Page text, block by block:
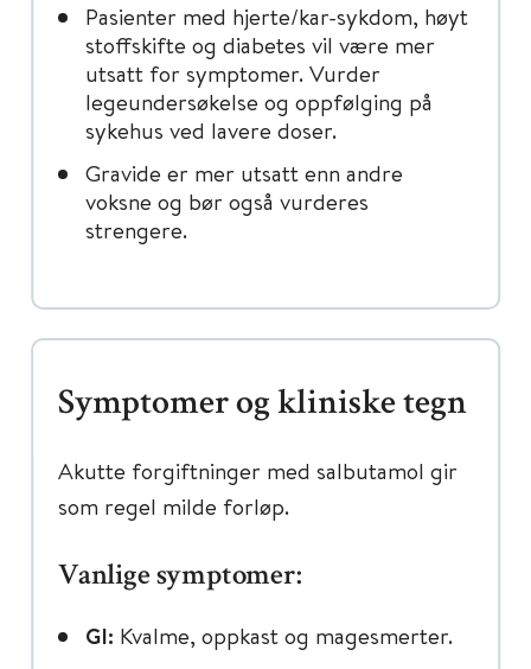
Pasienter med hjerte/kar-sykdom, høyt
stoffskifte og diabetes vil være mer
utsatt for symptomer. Vurder
legeundersøkelse og oppfølging på
sykehus ved lavere doser.
Gravide er mer utsatt enn andre
voksne og bør også vurderes
strengere.
Symptomer og kliniske tegn
Akutte forgiftninger med salbutamol gir
som regel milde forløp.
Vanlige symptomer:
GI: Kvalme, oppkast og magesmerter.